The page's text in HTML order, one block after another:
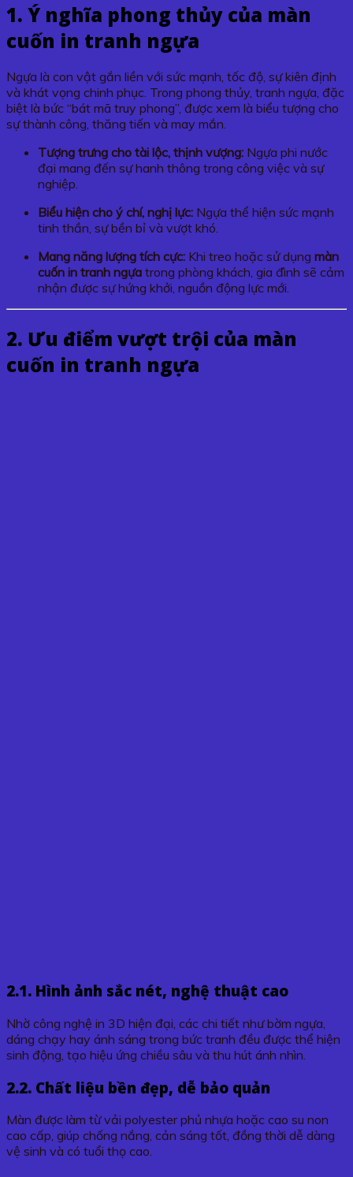
1. Ý nghĩa phong thủy của màn
cuốn in tranh ngựa
Ngựa là con vật gắn liền với sức mạnh, tốc độ, sự kiên định
và khát vọng chinh phục. Trong phong thủy, tranh ngựa, đặc
biệt là bức “bát mã truy phong”, được xem là biểu tượng cho
sự thành công, thăng tiến và may mắn.
Tượng trưng cho tài lộc, thịnh vượng: Ngựa phi nước
đại mang đến sự hanh thông trong công việc và sự
nghiệp.
Biểu hiện cho ý chí, nghị lực: Ngựa thể hiện sức mạnh
tinh thần, sự bền bỉ và vượt khó.
Mang năng lượng tích cực: Khi treo hoặc sử dụng màn
cuốn in tranh ngựa trong phòng khách, gia đình sẽ cảm
nhận được sự hứng khởi, nguồn động lực mới.
2. Ưu điểm vượt trội của màn
cuốn in tranh ngựa
2.1. Hình ảnh sắc nét, nghệ thuật cao
Nhờ công nghệ in 3D hiện đại, các chi tiết như bờm ngựa,
dáng chạy hay ánh sáng trong bức tranh đều được thể hiện
sinh động, tạo hiệu ứng chiều sâu và thu hút ánh nhìn.
2.2. Chất liệu bền đẹp, dễ bảo quản
Màn được làm từ vải polyester phủ nhựa hoặc cao su non
cao cấp, giúp chống nắng, cản sáng tốt, đồng thời dễ dàng
vệ sinh và có tuổi thọ cao.